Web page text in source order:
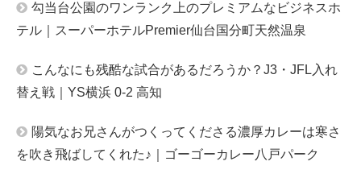
勾当台公園のワンランク上のプレミアムなビジネスホ
テル｜スーパーホテルPremier仙台国分町天然温泉
こんなにも残酷な試合があるだろうか？J3・JFL入れ
替え戦｜YS横浜 0-2 高知
陽気なお兄さんがつくってくださる濃厚カレーは寒さ
を吹き飛ばしてくれた♪｜ゴーゴーカレー八戸パーク